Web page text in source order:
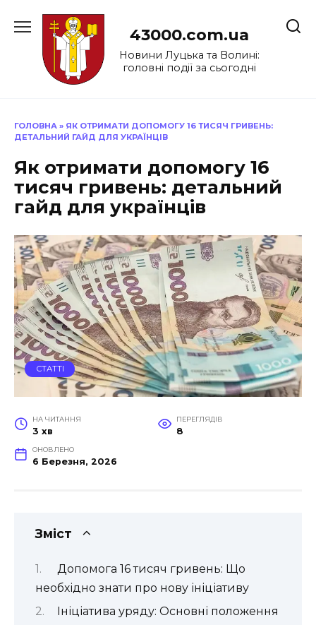
до
43000.com.ua
Новини Луцька та Волині:
головні події за сьогодні
ГОЛОВНА » ЯК ОТРИМАТИ ДОПОМОГУ 16 ТИСЯЧ ГРИВЕНЬ:
ДЕТАЛЬНИЙ ГАЙД ДЛЯ УКРАЇНЦІВ
Як отримати допомогу 16
тисяч гривень: детальний
гайд для українців
СТАТТІ
НА ЧИТАННЯ
3 хв
ПЕРЕГЛЯДІВ
8
ОНОВЛЕНО
6 Березня, 2026
Зміст
Допомога 16 тисяч гривень: Що
необхідно знати про нову ініціативу
Ініціатива уряду: Основні положення